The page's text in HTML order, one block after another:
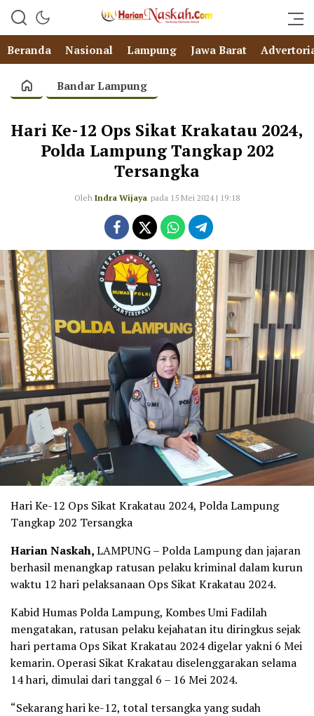
Beranda Nasional Lampung Jawa Barat
Bandar Lampung
Hari Ke-12 Ops Sikat Krakatau 2024,
Polda Lampung Tangkap 202
Tersangka
Oleh Indra Wijaya pada 15 Mei 2024 | 19:18
Hari Ke-12 Ops Sikat Krakatau 2024, Polda Lampung
Tangkap 202 Tersangka
Harian Naskah,LAMPUNG – Polda Lampung dan jajaran
berhasil menangkap ratusan pelaku kriminal dalam kurun
waktu 12 hari pelaksanaan Ops Sikat Krakatau 2024.
Kabid Humas Polda Lampung, Kombes Umi Fadilah
mengatakan, ratusan pelaku kejahatan itu diringkus sejak
hari pertama Ops Sikat Krakatau 2024 digelar yakni 6 Mei
kemarin. Operasi Sikat Krakatau diselenggarakan selama
14 hari, dimulai dari tanggal 6 – 16 Mei 2024.
“Sekarang hari ke-12, total tersangka yang sudah